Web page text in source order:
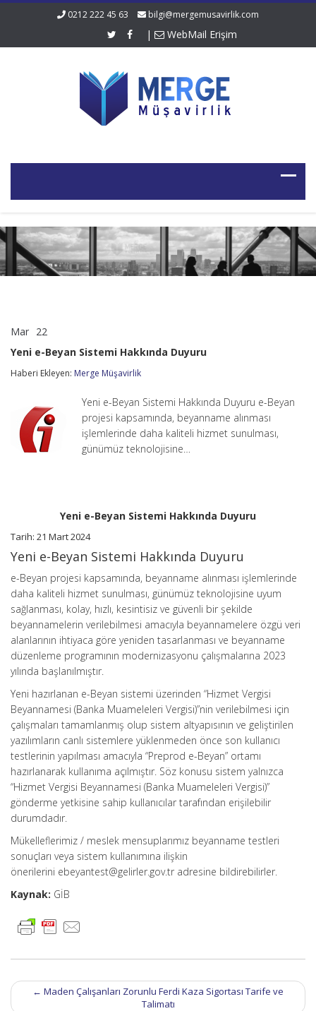
0212 222 45 63 bilgi@mergemusavirlik.com
| WebMail Erişim
Mar 22
Beyan
Sistemi
Hakkında
Yeni e-Beyan Sistemi Hakkında Duyuru
Haberi Ekleyen: Merge Müşavirlik
Yeni e-Beyan Sistemi Hakkında Duyuru e-Beyan
projesi kapsamında, beyanname alınması
işlemlerinde daha kaliteli hizmet sunulması,
günümüz teknolojisine…
Yeni e-Beyan Sistemi Hakkında Duyuru
Tarih: 21 Mart 2024
Yeni e-Beyan Sistemi Hakkında Duyuru
e-Beyan projesi kapsamında, beyanname alınması işlemlerinde
daha kaliteli hizmet sunulması, günümüz teknolojisine uyum
sağlanması, kolay, hızlı, kesintisiz ve güvenli bir şekilde
beyannamelerin verilebilmesi amacıyla beyannamelere özgü veri
alanlarının ihtiyaca göre yeniden tasarlanması ve beyanname
düzenleme programının modernizasyonu çalışmalarına 2023
yılında başlanılmıştır.
Yeni hazırlanan e-Beyan sistemi üzerinden “Hizmet Vergisi
Beyannamesi (Banka Muameleleri Vergisi)”nin verilebilmesi için
çalışmaları tamamlanmış olup sistem altyapısının ve geliştirilen
yazılımların canlı sistemlere yüklenmeden önce son kullanıcı
testlerinin yapılması amacıyla “Preprod e-Beyan” ortamı
hazırlanarak kullanıma açılmıştır. Söz konusu sistem yalnızca
“Hizmet Vergisi Beyannamesi (Banka Muameleleri Vergisi)”
gönderme yetkisine sahip kullanıcılar tarafından erişilebilir
durumdadır.
Mükelleflerimiz / meslek mensuplarımız beyanname testleri
sonuçları veya sistem kullanımına ilişkin
önerilerini ebeyantest@gelirler.gov.tr adresine bildirebilirler.
Kaynak: GİB
Post
navigation
← Maden Çalışanları Zorunlu Ferdi Kaza Sigortası Tarife ve
Talimatı